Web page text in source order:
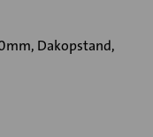
Dakopstand,